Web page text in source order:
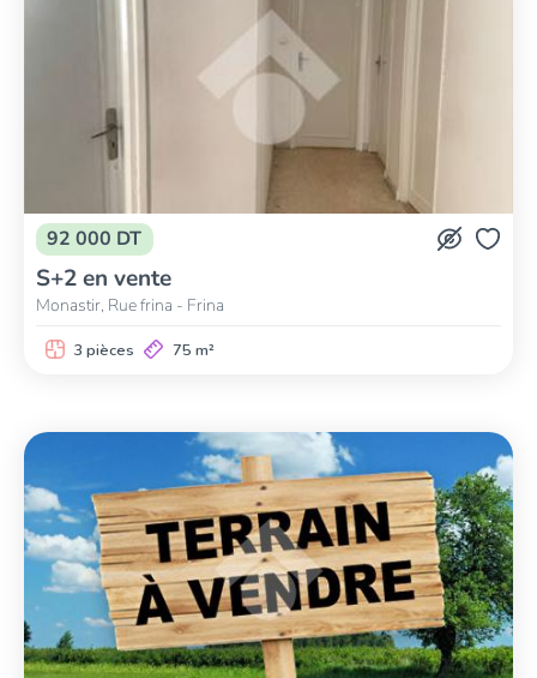
92 000 DT
S+2 en vente
Monastir, Rue frina - Frina
3 pièces 75 m²